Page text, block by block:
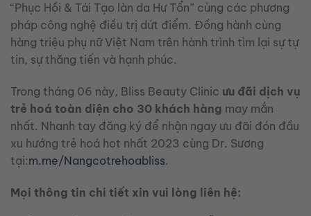
“Phục Hồi & Tái Tạo làn da Hư Tổn” cùng các phương
pháp công nghệ điều trị dứt điểm. Đồng hành cùng
hàng triệu phụ nữ Việt Nam trên hành trình tìm lại sự tự
tin, sự thăng tiến và hạnh phúc.
Trong tháng 06 này, Bliss Beauty Clinic ưu đãi dịch vụ
trẻ hoá toàn diện cho 30 khách hàng may mắn
nhất. Nhanh tay đăng ký để nhận ngay ưu đãi đón đầu
xu hướng trẻ hoá hot nhất 2023 cùng Dr. Sương
tại:m.me/Nangcotrehoabliss.
Mọi thông tin chi tiết xin vui lòng liên hệ: